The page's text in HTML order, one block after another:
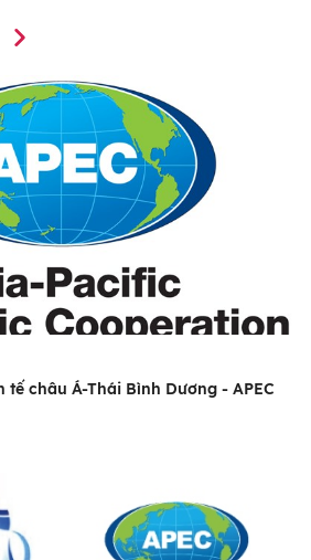
châu Á-Thái Bình Dương - APEC